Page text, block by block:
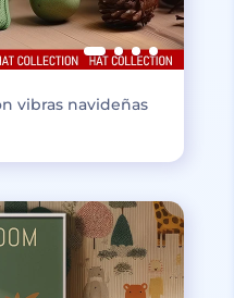
vibras navideñas